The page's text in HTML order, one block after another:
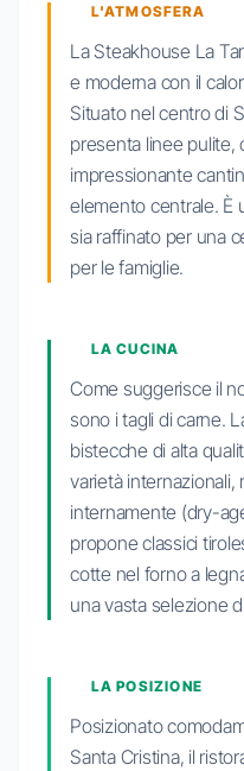
L'ATMOSFERA
La Steakhouse La
e moderna con il
Situato nel centro di
presenta linee pulite,
impressionante
elemento centrale. È
sia raffinato per una
per le famiglie.
LA CUCINA
Come suggerisce il
sono i tagli di carne.
bistecche di alta
varietà internazionali,
internamente (dry-
propone classici
cotte nel forno a
una vasta selezione
LA POSIZIONE
Posizionato
Santa Cristina, il